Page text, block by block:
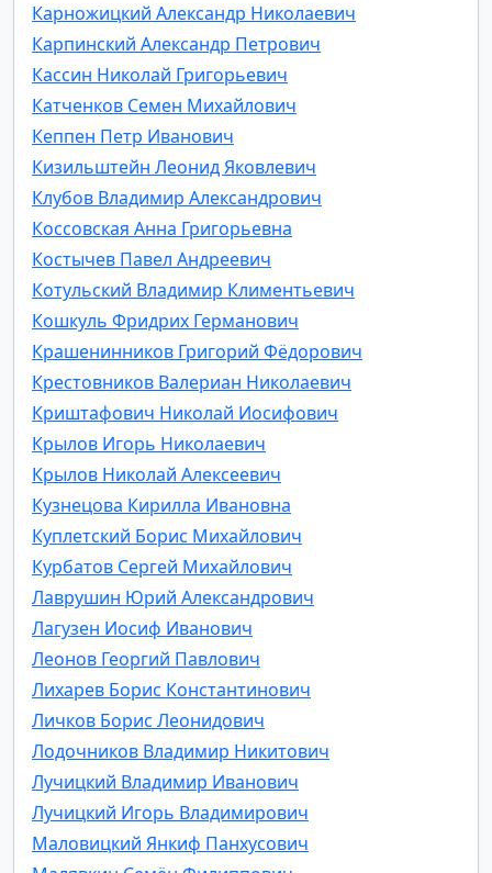
Карножицкий Александр Николаевич
Карпинский Александр Петрович
Кассин Николай Григорьевич
Катченков Семен Михайлович
Кеппен Петр Иванович
Кизильштейн Леонид Яковлевич
Клубов Владимир Александрович
Коссовская Анна Григорьевна
Костычев Павел Андреевич
Котульский Владимир Климентьевич
Кошкуль Фридрих Германович
Крашенинников Григорий Фёдорович
Крестовников Валериан Николаевич
Криштафович Николай Иосифович
Крылов Игорь Николаевич
Крылов Николай Алексеевич
Кузнецова Кирилла Ивановна
Куплетский Борис Михайлович
Курбатов Сергей Михайлович
Лаврушин Юрий Александрович
Лагузен Иосиф Иванович
Леонов Георгий Павлович
Лихарев Борис Константинович
Личков Борис Леонидович
Лодочников Владимир Никитович
Лучицкий Владимир Иванович
Лучицкий Игорь Владимирович
Маловицкий Янкиф Панхусович